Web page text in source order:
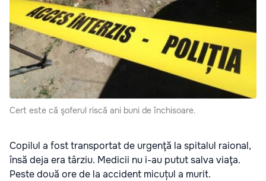
Cert este că şoferul riscă ani buni de închisoare.
Copilul a fost transportat de urgenţă la spitalul raional,
însă deja era târziu. Medicii nu i-au putut salva viaţa.
Peste două ore de la accident micuțul a murit.